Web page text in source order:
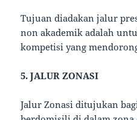
Tujuan diadakan jalur
non akademik adalah
kompetisi yang
5. JALUR ZONASI
Jalur Zonasi ditujukan